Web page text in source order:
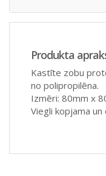
Produkta
Kastīte zobu
no polipropilēna.
Izmēri: 80mm x
Viegli kopjama